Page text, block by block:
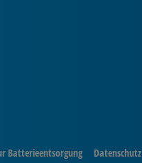
Batterieentsorgung Datenschutz